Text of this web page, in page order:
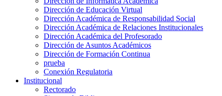
Dirección de Educación Virtual
Dirección Académica de Responsabilidad Social
Dirección Académica de Relaciones Institucionales
Dirección Académica del Profesorado
Dirección de Asuntos Académicos
Dirección de Formación Continua
prueba
Conexión Regulatoria
Institucional
Rectorado